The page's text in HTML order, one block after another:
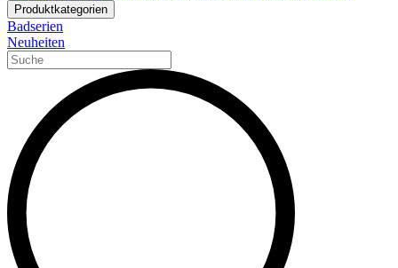
Produktkategorien
Badserien
Neuheiten